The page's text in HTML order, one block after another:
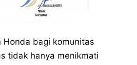
bagi komunitas
tidak hanya menikmati